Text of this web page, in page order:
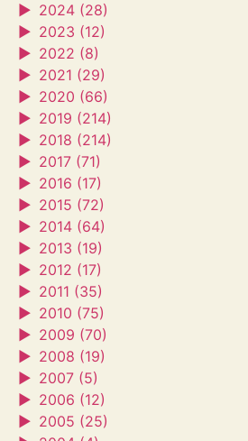
► 2024 (28)
► 2023 (12)
► 2022 (8)
► 2021 (29)
► 2020 (66)
► 2019 (214)
► 2018 (214)
► 2017 (71)
► 2016 (17)
► 2015 (72)
► 2014 (64)
► 2013 (19)
► 2012 (17)
► 2011 (35)
► 2010 (75)
► 2009 (70)
► 2008 (19)
► 2007 (5)
► 2006 (12)
► 2005 (25)